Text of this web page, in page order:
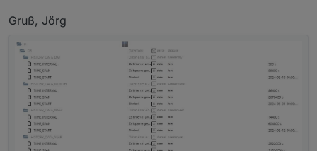
Gruß, Jörg